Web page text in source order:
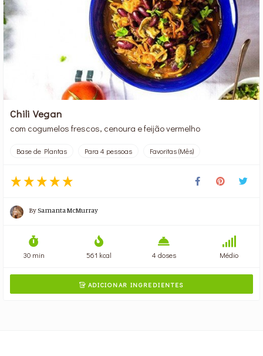
Chili Vegan
com cogumelos frescos, cenoura e feijão vermelho
Base de Plantas Para 4 pessoas Favoritas (Mês)
BySamanta McMurray
30 min 561 kcal 4 doses Médio
ADICIONAR INGREDIENTES